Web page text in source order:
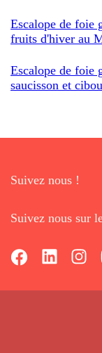
Escalope de foie
fruits d'hiver au
Escalope de foie
saucisson et
Suivez nous !
Suivez nous sur